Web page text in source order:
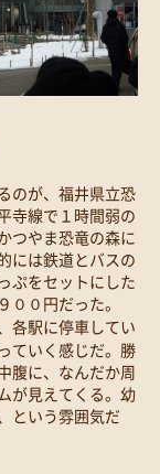
のが、福井県立恐
寺線で１時間弱の
つやま恐竜の森に
には鉄道とバスの
ぷをセットにした
０円だった。
各駅に停車してい
ていく感じだ。勝
腹に、なんだか周
が見えてくる。幼
という雰囲気だ